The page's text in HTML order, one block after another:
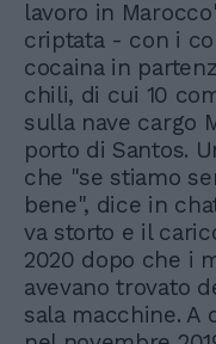
lavoro in
criptata - con i
cocaina in
chili, di cui 10
sulla nave cargo
porto di Santos.
che "se stiamo
bene", dice in
va storto e il
2020 dopo che i
avevano trovato
sala macchine. A